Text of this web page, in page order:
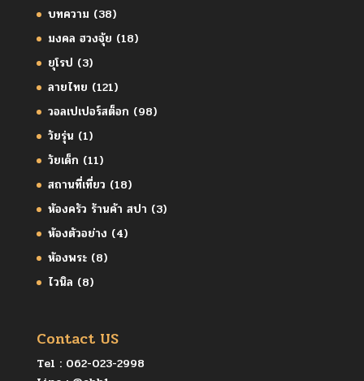
บทความ (38)
มงคล ฮวงจุ้ย (18)
ยุโรป (3)
ลายไทย (121)
วอลเปเปอร์สต็อก (98)
วัยรุ่น (1)
วัยเด็ก (11)
สถานที่เที่ยว (18)
ห้องครัว ร้านค้า สปา (3)
ห้องตัวอย่าง (4)
ห้องพระ(8)
ไวนิล (8)
Contact US
Tel : 062-023-2998